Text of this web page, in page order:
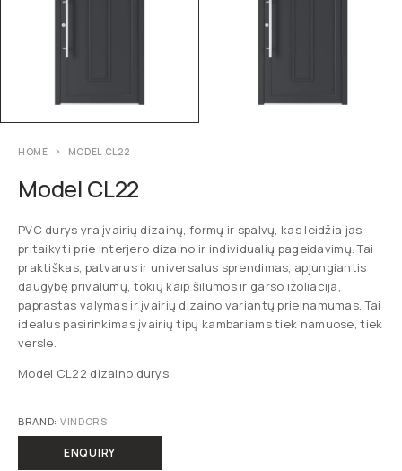
HOME MODEL CL22
Model CL22
PVC durys yra įvairių dizainų, formų ir spalvų, kas leidžia jas
pritaikyti prie interjero dizaino ir individualių pageidavimų. Tai
praktiškas, patvarus ir universalus sprendimas, apjungiantis
daugybę privalumų, tokių kaip šilumos ir garso izoliacija,
paprastas valymas ir įvairių dizaino variantų prieinamumas. Tai
idealus pasirinkimas įvairių tipų kambariams tiek namuose, tiek
versle.
Model CL22 dizaino durys.
BRAND: VINDORS
ENQUIRY